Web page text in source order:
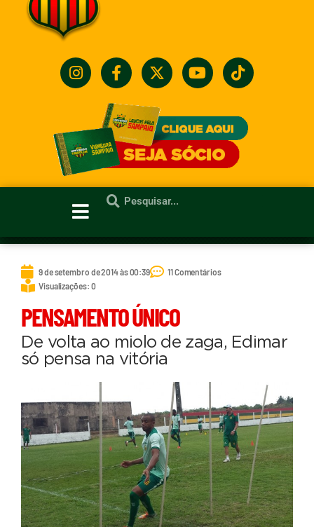
9 de setembro de 2014 às 00:39
11 Comentários
Visualizações: 0
PENSAMENTO ÚNICO
De volta ao miolo de zaga, Edimar
só pensa na vitória